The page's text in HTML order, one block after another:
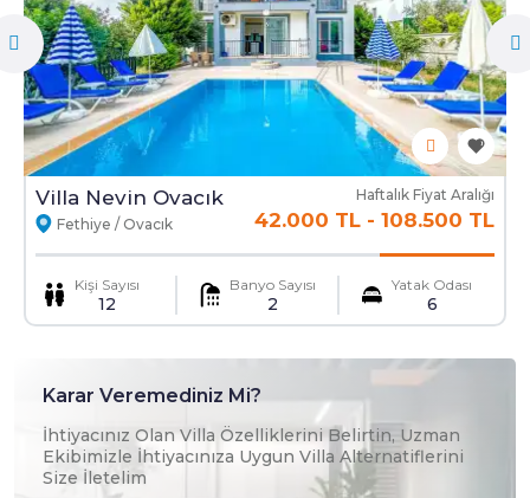
Villa Nevin Ovacık
Fethiye / Ovacık
Haftalık Fiyat Aralığı
42.000 TL - 108.500 TL
Kişi Sayısı
12
Banyo Sayısı
2
Yatak Odası
6
Karar Veremediniz Mi?
İhtiyacınız Olan Villa Özelliklerini Belirtin, Uzman
Ekibimizle İhtiyacınıza Uygun Villa Alternatiflerini
Size İletelim